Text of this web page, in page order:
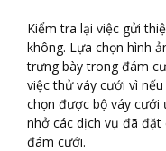
Kiểm tra lại việc gửi
không. Lựa chọn hình
trưng bày trong đám
việc thử váy cưới vì
chọn được bộ váy cưới
nhở các dịch vụ đã đặt
đám cưới.